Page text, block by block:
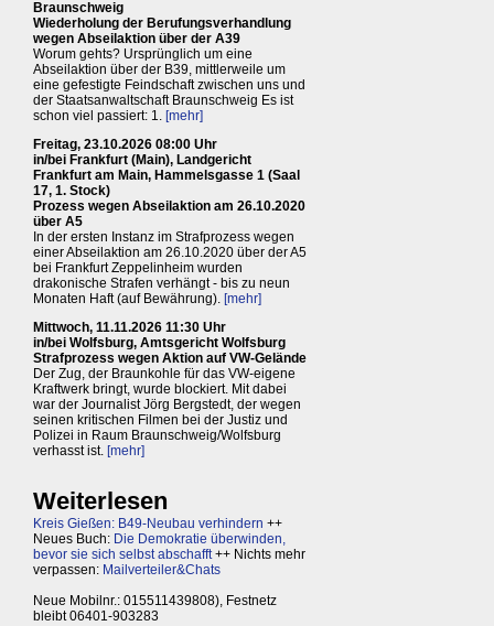
Braunschweig
Wiederholung der Berufungsverhandlung
wegen Abseilaktion über der A39
Worum gehts? Ursprünglich um eine
Abseilaktion über der B39, mittlerweile um
eine gefestigte Feindschaft zwischen uns und
der Staatsanwaltschaft Braunschweig Es ist
schon viel passiert: 1. [mehr]
Freitag, 23.10.2026 08:00 Uhr
in/bei Frankfurt (Main), Landgericht
Frankfurt am Main, Hammelsgasse 1 (Saal
17, 1. Stock)
Prozess wegen Abseilaktion am 26.10.2020
über A5
In der ersten Instanz im Strafprozess wegen
einer Abseilaktion am 26.10.2020 über der A5
bei Frankfurt Zeppelinheim wurden
drakonische Strafen verhängt - bis zu neun
Monaten Haft (auf Bewährung). [mehr]
Mittwoch, 11.11.2026 11:30 Uhr
in/bei Wolfsburg, Amtsgericht Wolfsburg
Strafprozess wegen Aktion auf VW-Gelände
Der Zug, der Braunkohle für das VW-eigene
Kraftwerk bringt, wurde blockiert. Mit dabei
war der Journalist Jörg Bergstedt, der wegen
seinen kritischen Filmen bei der Justiz und
Polizei in Raum Braunschweig/Wolfsburg
verhasst ist. [mehr]
Weiterlesen
Kreis Gießen: B49-Neubau verhindern ++
Neues Buch: Die Demokratie überwinden,
bevor sie sich selbst abschafft++ Nichts mehr
verpassen: Mailverteiler&Chats
Neue Mobilnr.: 015511439808), Festnetz
bleibt 06401-903283